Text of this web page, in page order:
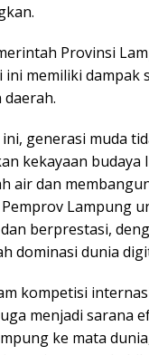
Provinsi
ini memiliki dampak
generasi muda
kekayaan
air dan
Lampung
berprestasi,
dominasi dunia
kompetisi
menjadi sarana
ke mata